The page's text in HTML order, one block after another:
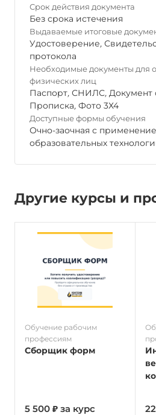
Срок действия документа
Без срока истечения
Выдаваемые итоговые
Удостоверение,
протокола
Необходимые документы для
физических лиц
Паспорт, СНИЛС, Документ
Прописка, Фото 3Х4
Доступные формы обучения
Очно-заочная с
образовательных
Другие курсы и
Обучение рабочим
профессиям
Сборщик форм
5 500 ₽ за курс